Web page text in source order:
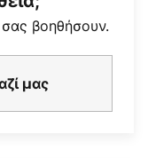
σας βοηθήσουν.
μας